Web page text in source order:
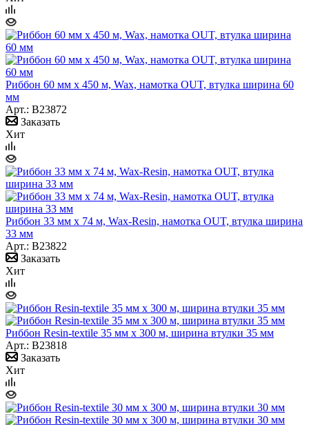
Риббон 60 мм х 450 м, Wax, намотка OUT, втулка ширина 60
мм
Арт.: B23872
Заказать
Хит
Риббон 33 мм х 74 м, Wax-Resin, намотка OUT, втулка ширина
33 мм
Арт.: B23822
Заказать
Хит
Риббон Resin-textile 35 мм х 300 м, ширина втулки 35 мм
Арт.: B23818
Заказать
Хит